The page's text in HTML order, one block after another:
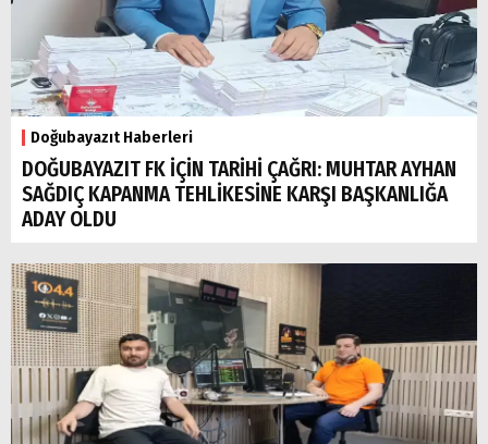
Doğubayazıt Haberleri
DOĞUBAYAZIT FK İÇİN TARİHİ ÇAĞRI: MUHTAR AYHAN
SAĞDIÇ KAPANMA TEHLİKESİNE KARŞI BAŞKANLIĞA
ADAY OLDU